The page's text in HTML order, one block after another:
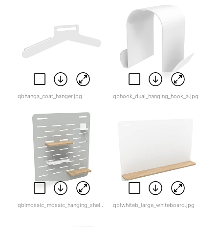
qbhanga_coat_hanger.jpg qbhook_dual_hanging_hook_a.jpg
qblmosaic_mosaic_hanging_shelf-1.jpg qblwhiteb_large_whiteboard.jpg